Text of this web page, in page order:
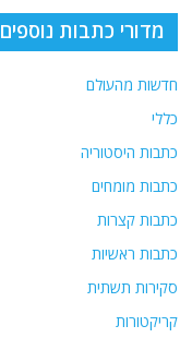
מדורי כתבות נוספים
חדשות מהעולם
כללי
כתבות היסטוריה
כתבות מומחים
כתבות קצרות
כתבות ראשיות
סקירות תשתית
קריקטורות